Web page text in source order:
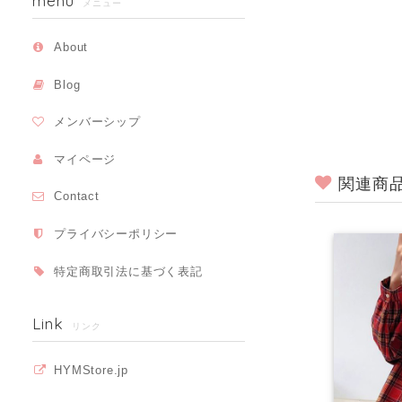
メニュー
About
Blog
メンバーシップ
マイページ
Contact
プライバシーポリシー
特定商取引法に基づく表記
Link リンク
HYMStore.jp
関連商